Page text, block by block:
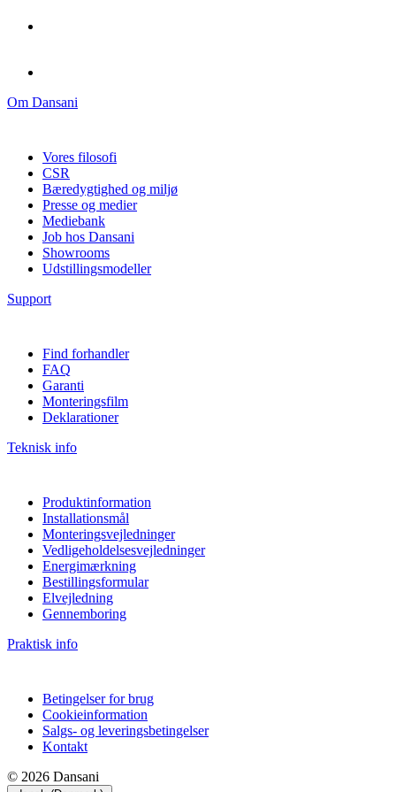
Om Dansani
Vores filosofi
CSR
Bæredygtighed og miljø
Presse og medier
Mediebank
Job hos Dansani
Showrooms
Udstillingsmodeller
Support
Find forhandler
FAQ
Garanti
Monteringsfilm
Deklarationer
Teknisk info
Produktinformation
Installationsmål
Monteringsvejledninger
Vedligeholdelsesvejledninger
Energimærkning
Bestillingsformular
Elvejledning
Gennemboring
Praktisk info
Betingelser for brug
Cookieinformation
Salgs- og leveringsbetingelser
Kontakt
© 2026 Dansani